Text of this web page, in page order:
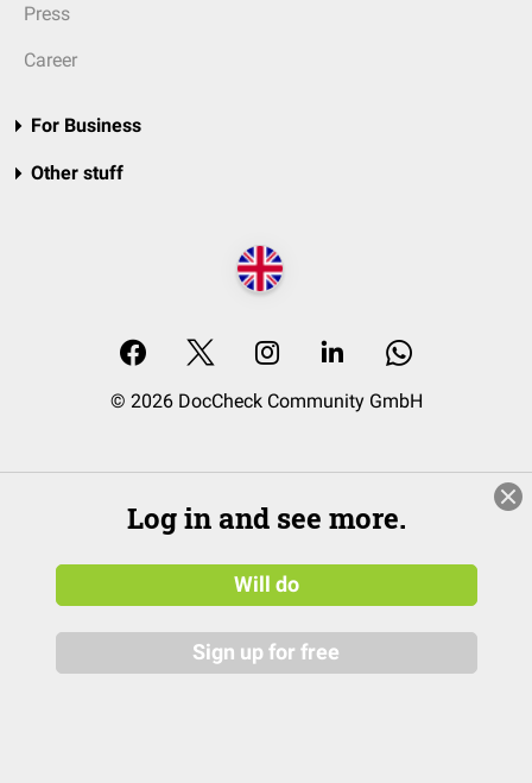
Press
Career
For Business
Other stuff
© 2026 DocCheck Community GmbH
Log in and see more.
Will do
Sign up for free